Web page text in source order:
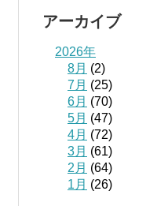
アーカイブ
2026年
8月 (2)
7月 (25)
6月 (70)
5月 (47)
4月 (72)
3月 (61)
2月 (64)
1月 (26)